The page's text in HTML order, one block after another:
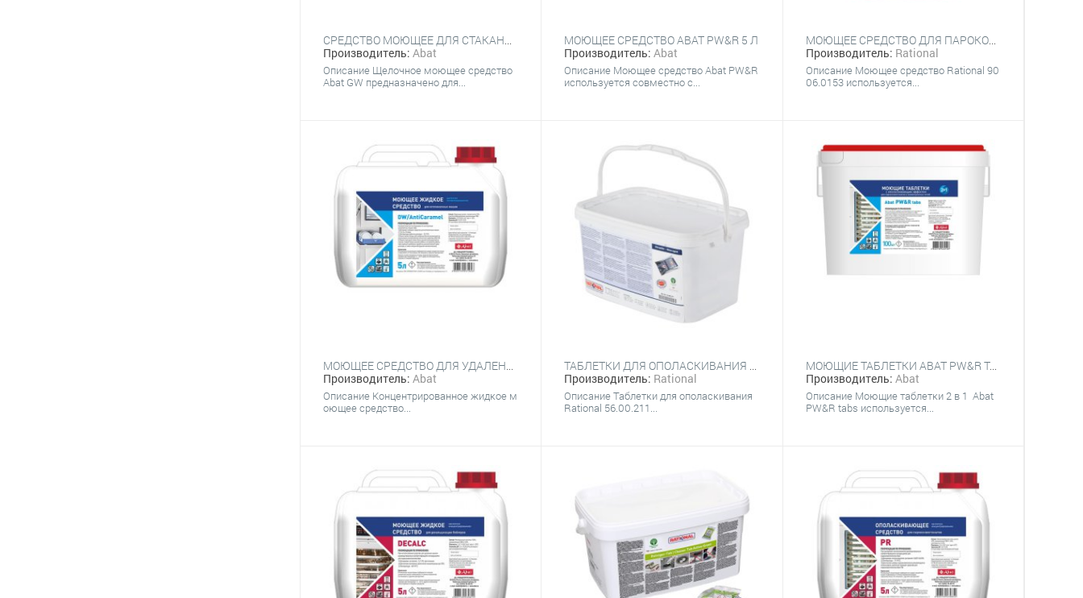
СРЕДСТВО МОЮЩЕЕ ДЛЯ СТАКАНОМОЕЧНЫХ МАШИН ABAT GW (5 Л) ЩЕЛОЧНОЕ КОНЦЕНТРИРОВАННОЕ
Производитель: Abat
Описание Щелочное моющее средство
Abat GW предназначено для...
МОЮЩЕЕ СРЕДСТВО ABAT PW&R 5 Л
Производитель: Abat
Описание Моющее средство Abat PW&R
используется совместно с...
МОЮЩЕЕ СРЕДСТВО ДЛЯ ПАРОКОНВЕКТОМАТА RATIONAL 9006.0153
Производитель: Rational
Описание Моющее средство Rational 90
06.0153 используется...
МОЮЩЕЕ СРЕДСТВО ДЛЯ УДАЛЕНИЯ САХАРНЫХ ПРИГАРОВ ABAT DW/ANTICARAMEL
Производитель: Abat
Описание Концентрированное жидкое м
оющее средство...
ТАБЛЕТКИ ДЛЯ ОПОЛАСКИВАНИЯ RATIONAL 56.00.211 (50 ШТ.)
Производитель: Rational
Описание Таблетки для ополаскивания
Rational 56.00.211...
МОЮЩИЕ ТАБЛЕТКИ ABAT PW&R TABS (100 ШТ.) 2 В 1 С ОПОЛАСКИВАЮЩИМ ЭФФЕКТОМ
Производитель: Abat
Описание Моющие таблетки 2 в 1 Abat
PW&R tabs используется...